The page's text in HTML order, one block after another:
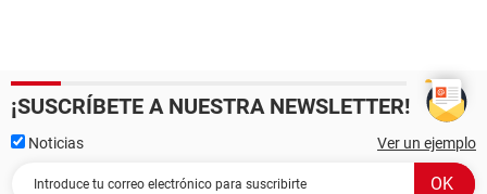
¡SUSCRÍBETE A NUESTRA NEWSLETTER!
Noticias Ver un ejemplo